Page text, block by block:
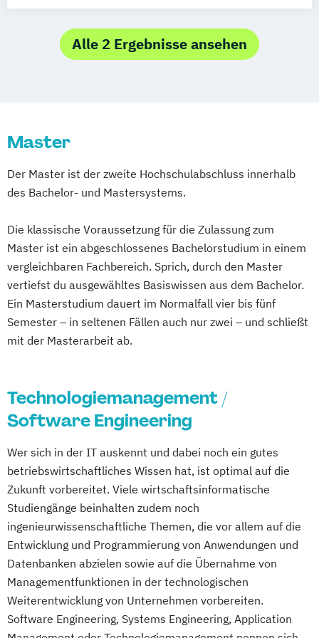
(DE/EN)
Softwareentwicklung (DE/EN)
Management
Wirtschaftsinformatik & Digitale
Alle 2 Ergebnisse ansehen
Master
Der Master ist der zweite Hochschulabschluss innerhalb
des Bachelor- und Mastersystems.
Die klassische Voraussetzung für die Zulassung zum
Master ist ein abgeschlossenes Bachelorstudium in einem
vergleichbaren Fachbereich. Sprich, durch den Master
vertiefst du ausgewähltes Basiswissen aus dem Bachelor.
Ein Masterstudium dauert im Normalfall vier bis fünf
Semester – in seltenen Fällen auch nur zwei – und schließt
mit der Masterarbeit ab.
Technologiemanagement /
Software Engineering
Wer sich in der IT auskennt und dabei noch ein gutes
betriebswirtschaftliches Wissen hat, ist optimal auf die
Zukunft vorbereitet. Viele wirtschaftsinformatische
Studiengänge beinhalten zudem noch
ingenieurwissenschaftliche Themen, die vor allem auf die
Entwicklung und Programmierung von Anwendungen und
Datenbanken abzielen sowie auf die Übernahme von
Managementfunktionen in der technologischen
Weiterentwicklung von Unternehmen vorbereiten.
Software Engineering, Systems Engineering, Application